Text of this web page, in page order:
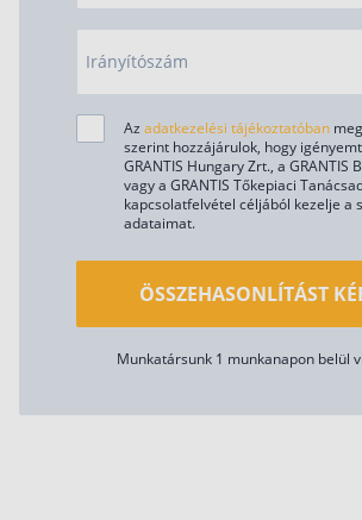
Irányítószám
Az adatkezelési tájékoztatóban
szerint hozzájárulok, hogy
GRANTIS Hungary Zrt., a GRANTIS
vagy a GRANTIS Tőkepiaci
kapcsolatfelvétel céljából kezelje a
adataimat.
ÖSSZEHASONLÍTÁST
Munkatársunk 1 munkanapon belül